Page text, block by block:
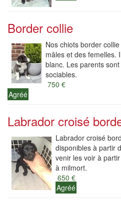
Border collie
Nos chiots border
mâles et des femelles.
blanc. Les parents
sociables.
750 €
Agréé
Labrador croisé
Labrador croisé
disponibles à partir
venir les voir à
à milmort.
650 €
Agréé